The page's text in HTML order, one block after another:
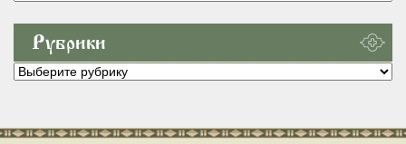
Рубрики
Рубрики